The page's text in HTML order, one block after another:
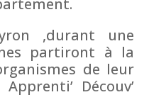
,durant une
partiront à la
de leur
Découv’